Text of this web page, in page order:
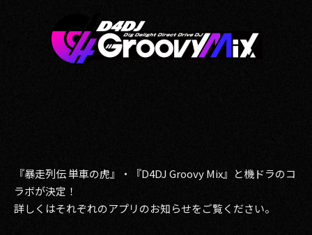
『暴走列伝 単車の虎』・『D4DJ Groovy Mix』と機ドラのコ
ラボが決定！
詳しくはそれぞれのアプリのお知らせをご覧ください。